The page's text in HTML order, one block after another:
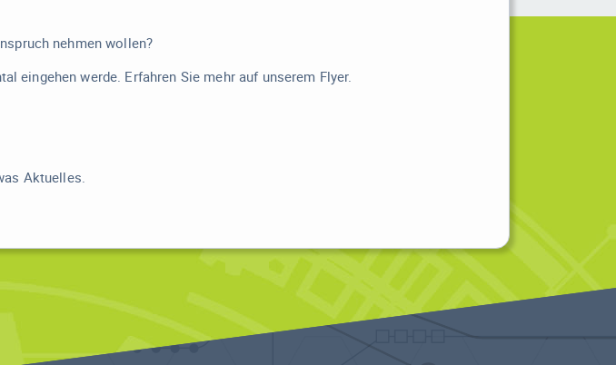
nehmen wollen?
eingehen werde. Erfahren Sie mehr auf unserem Flyer.
Aktuelles.